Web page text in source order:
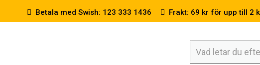
Betala med Swish: 123 333 1436 Frakt: 69 kr för upp till 2